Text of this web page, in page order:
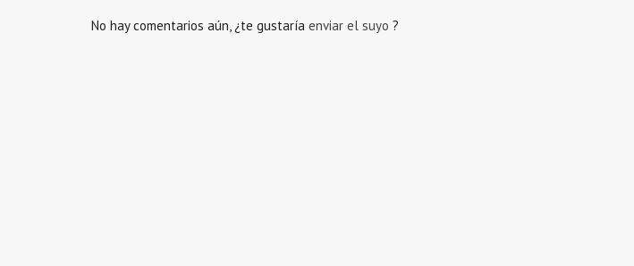
No hay comentarios aún, ¿te gustaría enviar el suyo ?